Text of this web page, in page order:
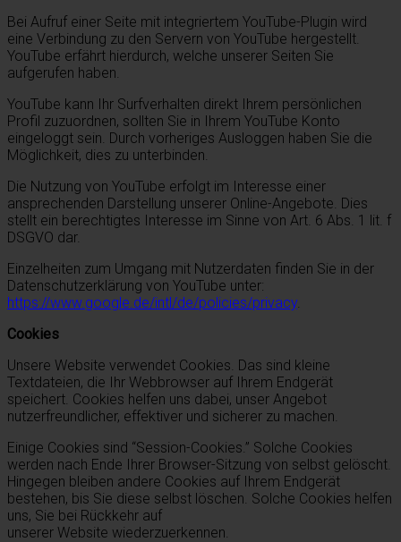
Bei Aufruf einer Seite mit integriertem YouTube-Plugin wird
eine Verbindung zu den Servern von YouTube hergestellt.
YouTube erfährt hierdurch, welche unserer Seiten Sie
aufgerufen haben.
YouTube kann Ihr Surfverhalten direkt Ihrem persönlichen
Profil zuzuordnen, sollten Sie in Ihrem YouTube Konto
eingeloggt sein. Durch vorheriges Ausloggen haben Sie die
Möglichkeit, dies zu unterbinden.
Die Nutzung von YouTube erfolgt im Interesse einer
ansprechenden Darstellung unserer Online-Angebote. Dies
stellt ein berechtigtes Interesse im Sinne von Art. 6 Abs. 1 lit. f
DSGVO dar.
Einzelheiten zum Umgang mit Nutzerdaten finden Sie in der
Datenschutzerklärung von YouTube unter:
https://www.google.de/intl/de/policies/privacy.
Cookies
Unsere Website verwendet Cookies. Das sind kleine
Textdateien, die Ihr Webbrowser auf Ihrem Endgerät
speichert. Cookies helfen uns dabei, unser Angebot
nutzerfreundlicher, effektiver und sicherer zu machen.
Einige Cookies sind “Session-Cookies.” Solche Cookies
werden nach Ende Ihrer Browser-Sitzung von selbst gelöscht.
Hingegen bleiben andere Cookies auf Ihrem Endgerät
bestehen, bis Sie diese selbst löschen. Solche Cookies helfen
uns, Sie bei Rückkehr auf
unserer Website wiederzuerkennen.